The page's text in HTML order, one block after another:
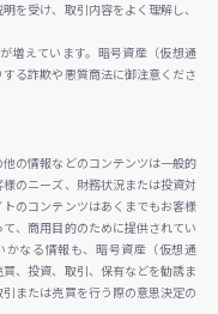
を受け、取引内容をよく理解し、
増えています。暗号資産（仮想通
る詐欺や悪質商法に御注意くださ
の情報などのコンテンツは一般的
のニーズ、財務状況または投資対
のコンテンツはあくまでもお客様
、商用目的のために提供されてい
かなる情報も、暗号資産（仮想通
、投資、取引、保有などを勧誘ま
または売買を行う際の意思決定の